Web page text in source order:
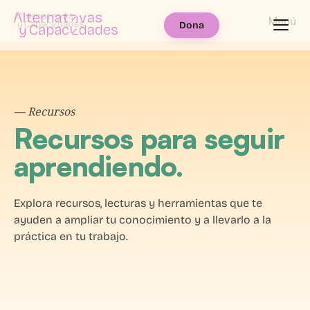
Menú
Dona
— Recursos
Recursos para seguir
aprendiendo.
Explora recursos, lecturas y herramientas que te
ayuden a ampliar tu conocimiento y a llevarlo a la
práctica en tu trabajo.